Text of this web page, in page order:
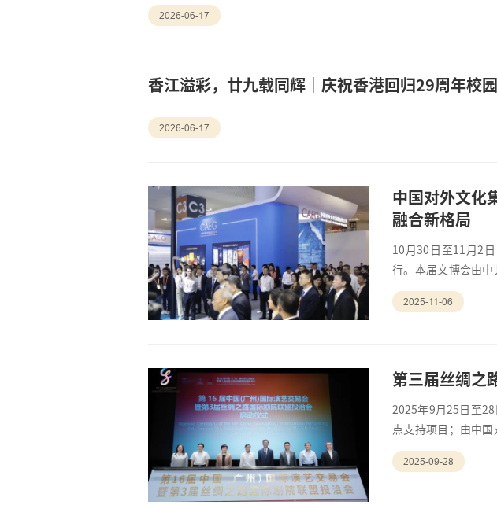
2026-06-17
香江溢彩，廿九载同辉｜庆祝香港回归29周年校
2026-06-17
中国对外文化
融合新格局
10月30日至11月2
行。本届文博会由
设于厦门国际会议
“1+4+N”办展模式
2025-11-06
第三届丝绸之
2025年9月25日至
点支持项目；由中
院联盟、广州大剧
来西亚、马耳他、西
2025-09-28